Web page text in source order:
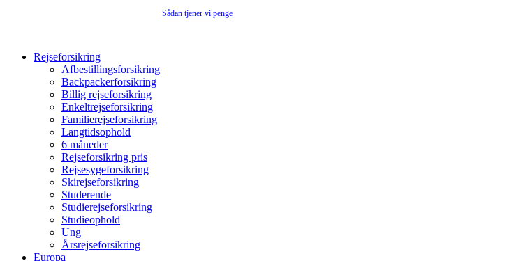
Sådan tjener vi penge
Rejseforsikring
Afbestillingsforsikring
Backpackerforsikring
Billig rejseforsikring
Enkeltrejseforsikring
Familierejseforsikring
Langtidsophold
6 måneder
Rejseforsikring pris
Rejsesygeforsikring
Skirejseforsikring
Studerende
Studierejseforsikring
Studieophold
Ung
Årsrejseforsikring
Europa